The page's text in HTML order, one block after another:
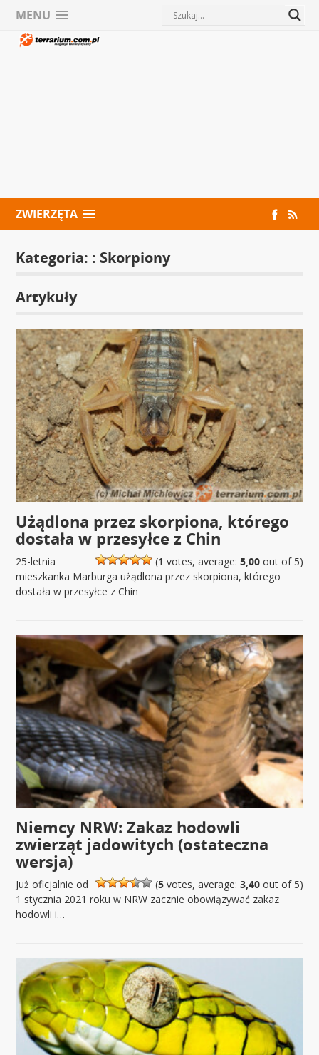
MENU
ZWIERZĘTA
Kategoria: : Skorpiony
Artykuły
Użądlona przez skorpiona, którego
dostała w przesyłce z Chin
(1 votes, average: 5,00out of 5)
25-letnia
mieszkanka Marburga użądlona przez skorpiona, którego
dostała w przesyłce z Chin
Niemcy NRW: Zakaz hodowli
zwierząt jadowitych (ostateczna
wersja)
(5votes, average: 3,40out of 5)
Już oficjalnie od
1 stycznia 2021 roku w NRW zacznie obowiązywać zakaz
hodowli i…